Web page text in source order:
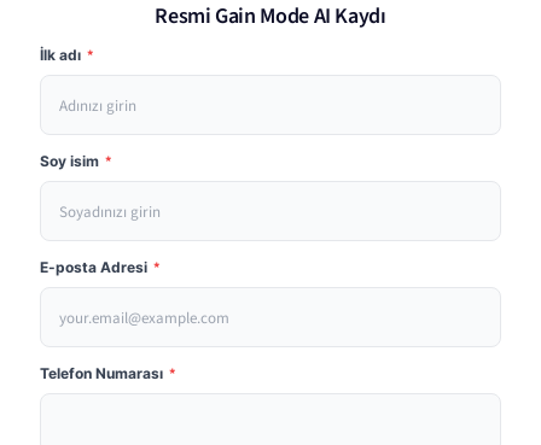
Resmi Gain Mode AI Kaydı
İlk adı *
Soy isim *
E-posta Adresi *
Telefon Numarası *